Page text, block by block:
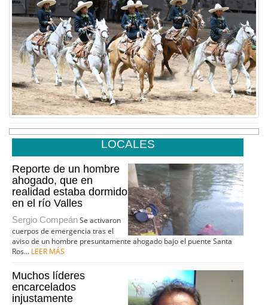
LOCALES
Reporte de un hombre
ahogado, que en
realidad estaba dormido
en el río Valles
Sergio CompeánSe activaron
cuerpos de emergencia tras el
aviso de un hombre presuntamente ahogado bajo el puente Santa
Ros... LEER MÁS
Muchos líderes
encarcelados
injustamente